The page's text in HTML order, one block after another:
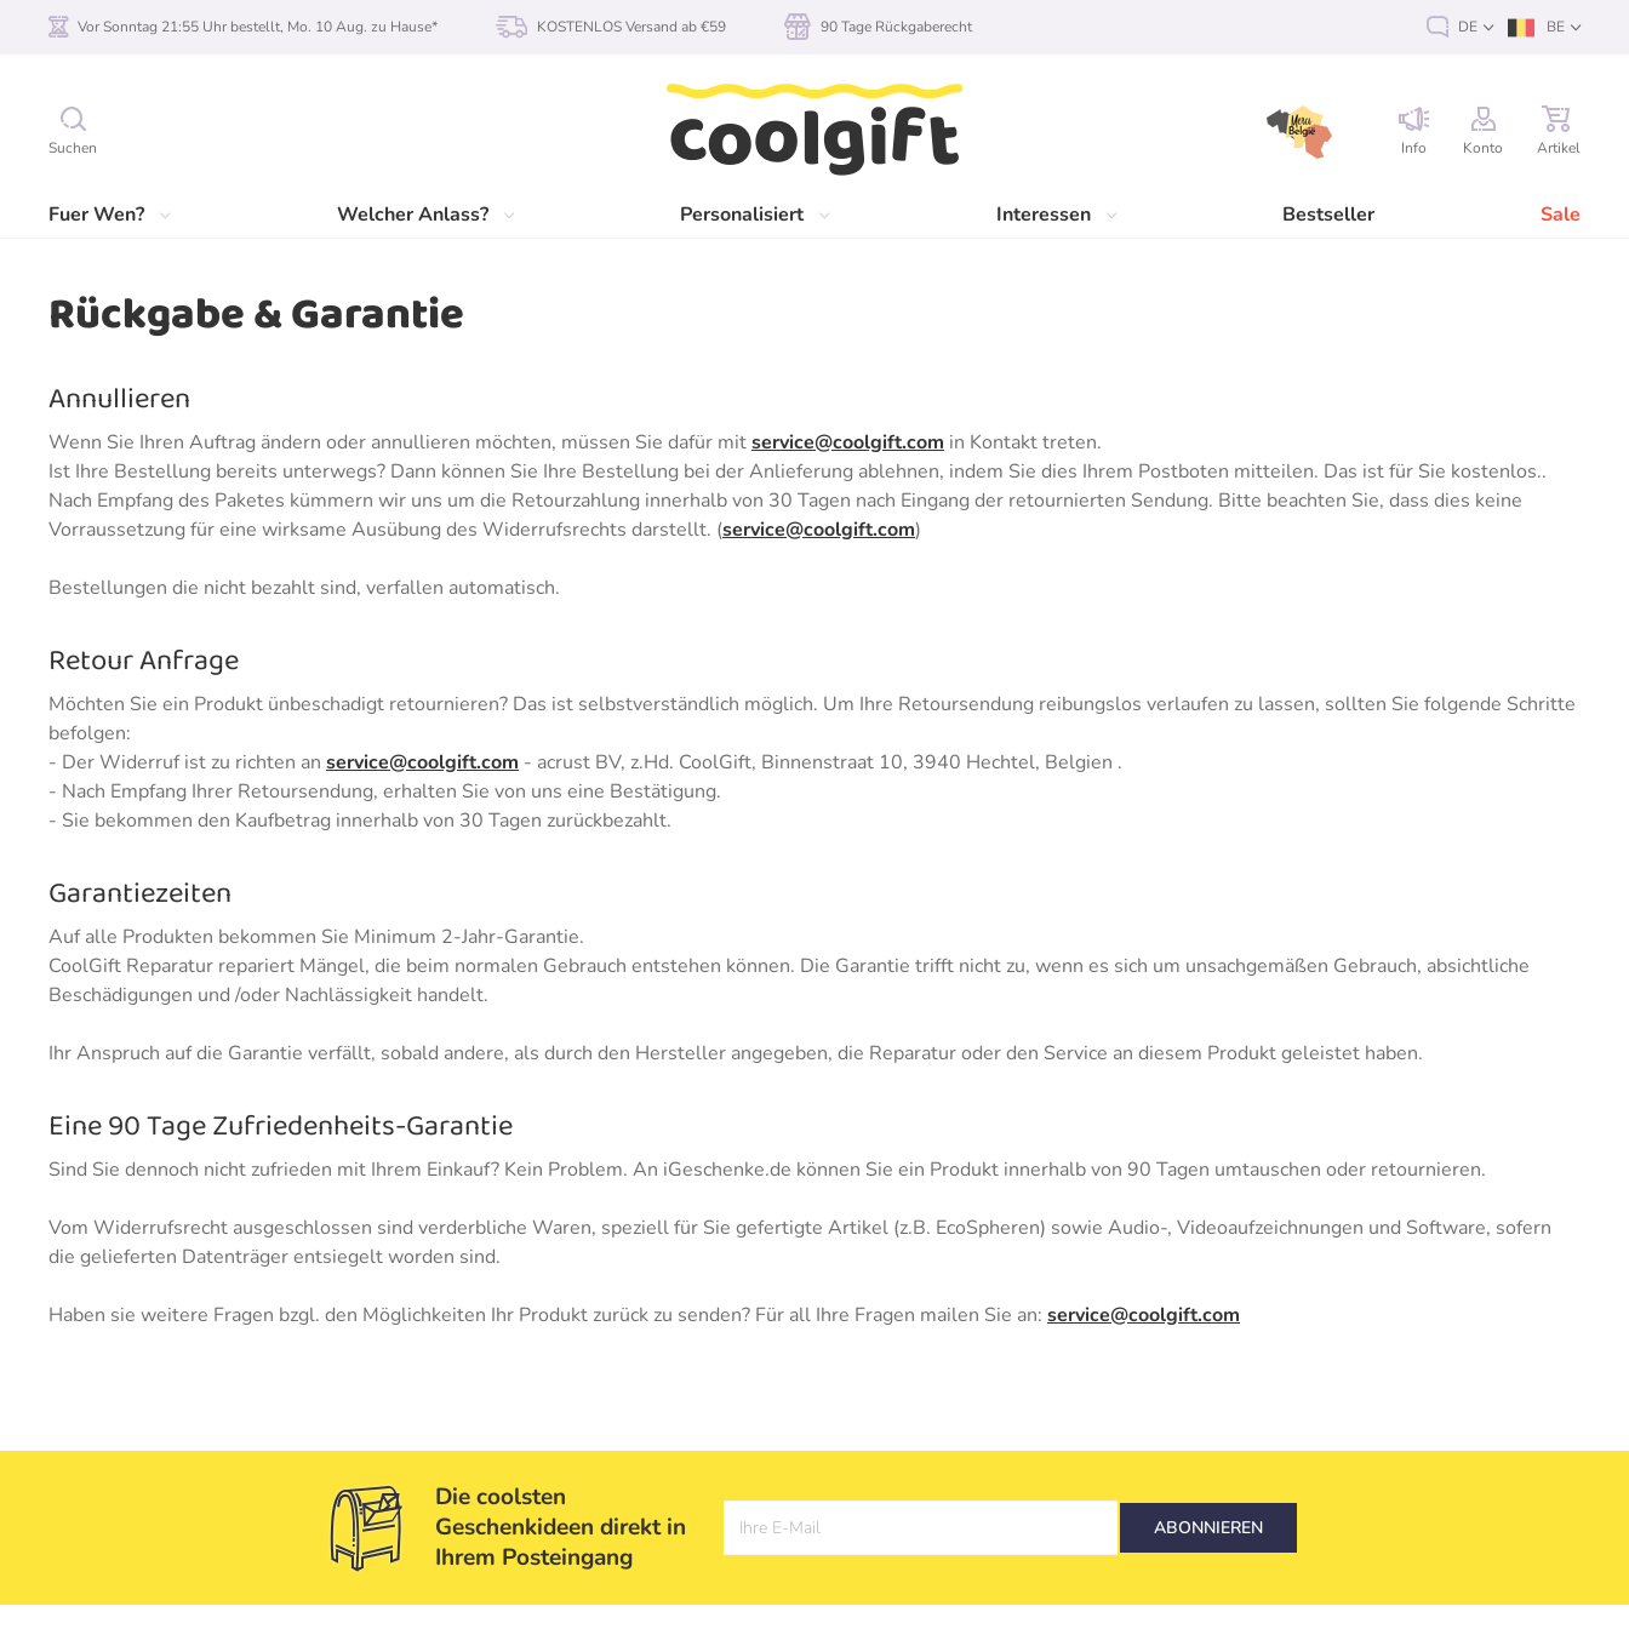
Suchen Info Konto Artikel
Fuer Wen? Welcher Anlass? Personalisiert Interessen Bestseller Sale
Vor Sonntag 21:55 Uhr bestellt, Mo. 10 Aug. zu Hause* KOSTENLOS Versand ab €59 90 Tage Rückgaberecht DE BE
Rückgabe & Garantie
Annullieren
Wenn Sie Ihren Auftrag ändern oder annullieren möchten, müssen Sie dafür mitservice@coolgift.com in Kontakt treten.
Ist Ihre Bestellung bereits unterwegs? Dann können Sie Ihre Bestellung bei der Anlieferung ablehnen, indem Sie dies Ihrem Postboten mitteilen. Das ist für Sie kostenlos..
Nach Empfang des Paketes kümmern wir uns um die Retourzahlung innerhalb von 30 Tagen nach Eingang der retournierten Sendung. Bitte beachten Sie, dass dies keine
Vorraussetzung für eine wirksame Ausübung des Widerrufsrechts darstellt. (service@coolgift.com)
Bestellungen die nicht bezahlt sind, verfallen automatisch.
Retour Anfrage
Möchten Sie ein Produkt ünbeschadigt retournieren? Das ist selbstverständlich möglich. Um Ihre Retoursendung reibungslos verlaufen zu lassen, sollten Sie folgende Schritte
befolgen:
- Der Widerruf ist zu richten an service@coolgift.com - acrust BV, z.Hd. CoolGift, Binnenstraat 10, 3940 Hechtel, Belgien .
- Nach Empfang Ihrer Retoursendung, erhalten Sie von uns eine Bestätigung.
- Sie bekommen den Kaufbetrag innerhalb von 30 Tagen zurückbezahlt.
Garantiezeiten
Auf alle Produkten bekommen Sie Minimum 2-Jahr-Garantie.
CoolGift Reparatur repariert Mängel, die beim normalen Gebrauch entstehen können. Die Garantie trifft nicht zu, wenn es sich um unsachgemäßen Gebrauch, absichtliche
Beschädigungen und /oder Nachlässigkeit handelt.
Ihr Anspruch auf die Garantie verfällt, sobald andere, als durch den Hersteller angegeben, die Reparatur oder den Service an diesem Produkt geleistet haben.
Eine 90 Tage Zufriedenheits-Garantie
Sind Sie dennoch nicht zufrieden mit Ihrem Einkauf? Kein Problem. An iGeschenke.de können Sie ein Produkt innerhalb von 90 Tagen umtauschen oder retournieren.
Vom Widerrufsrecht ausgeschlossen sind verderbliche Waren, speziell für Sie gefertigte Artikel (z.B. EcoSpheren) sowie Audio-, Videoaufzeichnungen und Software, sofern
die gelieferten Datenträger entsiegelt worden sind.
Haben sie weitere Fragen bzgl. den Möglichkeiten Ihr Produkt zurück zu senden? Für all Ihre Fragen mailen Sie an: service@coolgift.com
Die coolsten
Geschenkideen direkt in
Ihrem Posteingang
Ihre E-Mail ABONNIEREN